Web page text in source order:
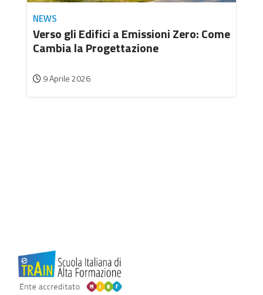
NEWS
Verso gli Edifici a Emissioni Zero: Come
Cambia la Progettazione
9 Aprile 2026